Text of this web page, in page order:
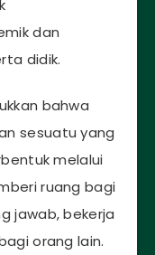
dan
didik.
bahwa
sesuatu yang
melalui
ruang bagi
jawab, bekerja
orang lain.